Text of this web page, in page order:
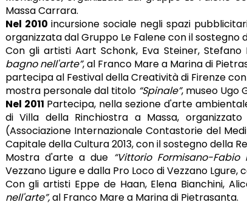
Massa Carrara.
Nel 2010 incursione sociale negli spazi
organizzata dal Gruppo Le Falene con il sostegno
Con gli artisti Aart Schonk, Eva Steiner,
bagno nell'arte”, al Franco Mare a Marina di
partecipa al Festival della Creatività di Firenze
mostra personale dal titolo “Spinale”, museo Ugo
Nel 2011 Partecipa, nella sezione d'arte
di Villa della Rinchiostra a Massa,
(Associazione Internazionale Contastorie del
Capitale della Cultura 2013, con il sostegno della
Mostra d'arte a due “Vittorio Formisano-Fabio
Vezzano Ligure e dalla Pro Loco di Vezzano
Con gli artisti Eppe de Haan, Elena Bianchini,
nell'arte”,al Franco Mare a Marina di Pietrasanta.